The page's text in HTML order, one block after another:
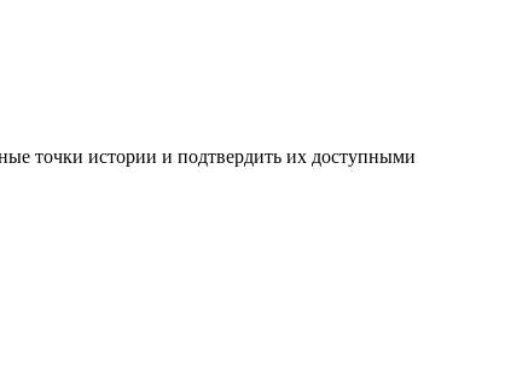
точки истории и подтвердить их доступными